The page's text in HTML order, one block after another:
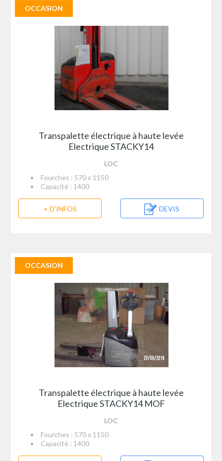
OCCASION
Transpalette électrique à haute levée
Electrique STACKY14
LOC
Fourches : 570 x 1150
Capacité : 1400
+ D'INFOS DEVIS
OCCASION
Transpalette électrique à haute levée
Electrique STACKY14 MOF
LOC
Fourches : 570 x 1150
Capacité : 1400